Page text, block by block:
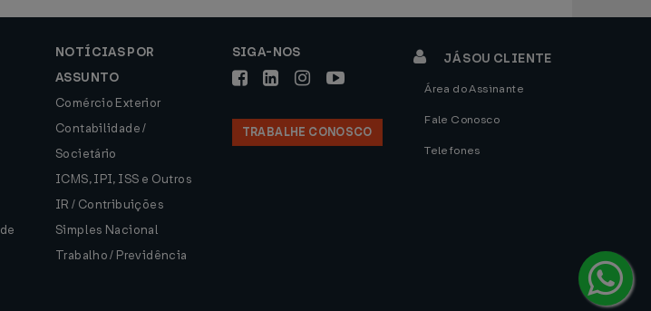
NOTÍCIAS POR
ASSUNTO
Comércio Exterior
Contabilidade /
Societário
ICMS, IPI, ISS e Outros
IR / Contribuições
Simples Nacional
Trabalho / Previdência
SIGA-NOS
TRABALHE CONOSCO
JÁ SOU CLIENTE
Área do Assinante
Fale Conosco
Telefones